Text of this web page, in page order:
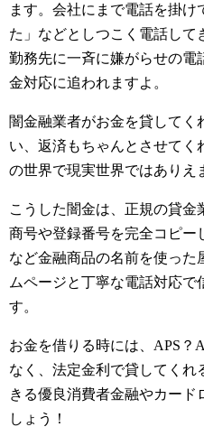
ます。会社にまで電話を掛け
た」などとしつこく電話して
勤務先に一斉に嫌がらせの電
金対応に追われますよ。
闇金融業者がお金を貸してく
い、返済もちゃんとさせてく
の世界で現実世界ではありえ
こうした闇金は、正規の貸
商号や登録番号を完全コピー
など金融商品の名前を使った
ムページと丁寧な電話対応で
す。
お金を借りる時には、APS？
なく、法定金利で貸してく
きる優良消費者金融やカード
しょう！